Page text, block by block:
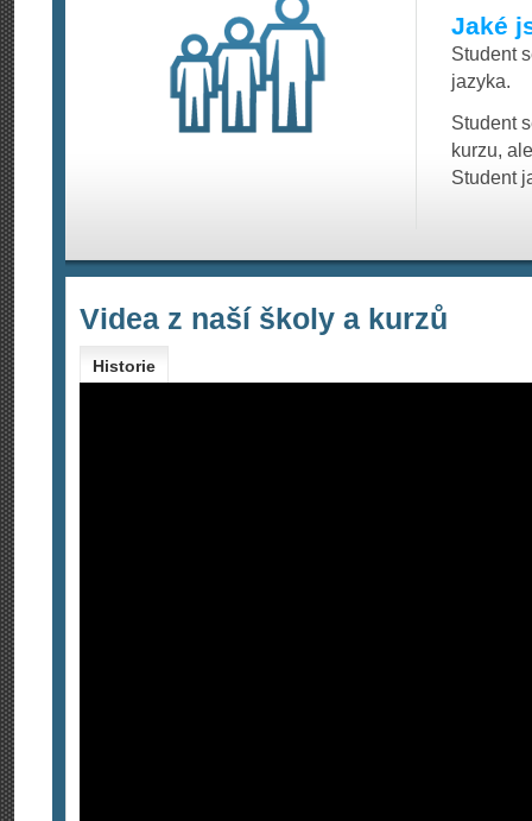
Jaké
Student
jazyka.
Student
kurzu,
Student
Videa z naší školy a kurzů
Historie